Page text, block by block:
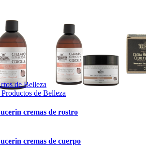
de Belleza
de Belleza
cremas de rostro
cremas de cuerpo